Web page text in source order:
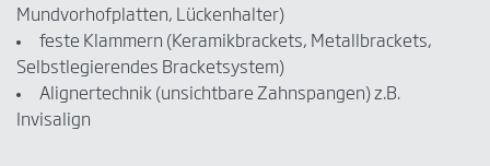
Mundvorhofplatten, Lückenhalter)
feste Klammern (Keramikbrackets, Metallbrackets,
Selbstlegierendes Bracketsystem)
Alignertechnik (unsichtbare Zahnspangen) z.B.
Invisalign